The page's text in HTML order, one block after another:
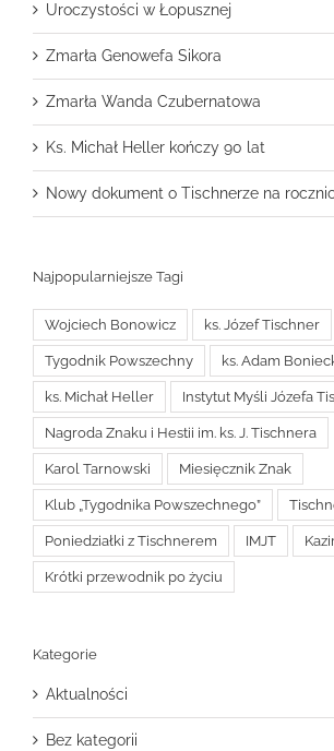
Uroczystości w Łopusznej
Zmarła Genowefa Sikora
Zmarła Wanda Czubernatowa
Ks. Michał Heller kończy 90 lat
Nowy dokument o Tischnerze na
Najpopularniejsze Tagi
Wojciech Bonowicz ks. Józef Tischner
Tygodnik Powszechny ks. Adam
ks. Michał Heller Instytut Myśli Józefa
Nagroda Znaku i Hestii im. ks. J. Tischnera
Karol Tarnowski Miesięcznik Znak
Klub „Tygodnika Powszechnego”
Poniedziałki z Tischnerem IMJT
Krótki przewodnik po życiu
Kategorie
Aktualności
Bez kategorii